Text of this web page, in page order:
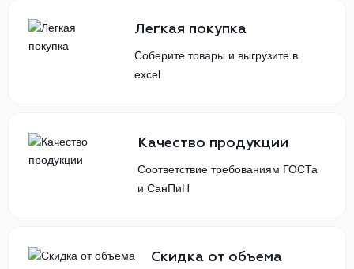
Легкая покупка
Соберите товары и выгрузите в
excel
Качество продукции
Соответствие требованиям ГОСТа
и СанПиН
Скидка от объема